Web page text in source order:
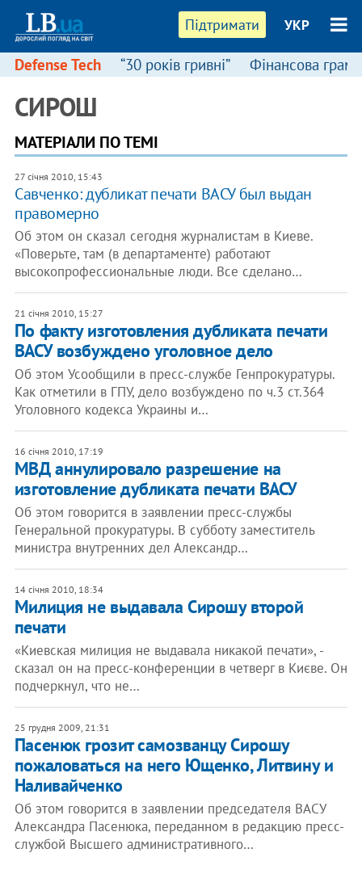
Підтримати УКР
Defense Tech “30 років гривні” Фінансова
СИРОШ
МАТЕРІАЛИ ПО ТЕМІ
27 січня 2010, 15:43
Савченко: дубликат печати ВАСУ был выдан
правомерно
Об этом он сказал сегодня журналистам в Киеве.
«Поверьте, там (в департаменте) работают
высокопрофессиональные люди. Все сделано…
21 січня 2010, 15:27
По факту изготовления дубликата печати
ВАСУ возбуждено уголовное дело
Об этом Усообщили в пресс-службе Генпрокуратуры.
Как отметили в ГПУ, дело возбуждено по ч.3 ст.364
Уголовного кодекса Украины и…
16 січня 2010, 17:19
МВД аннулировало разрешение на
изготовление дубликата печати ВАСУ
Об этом говорится в заявлении пресс-службы
Генеральной прокуратуры. В субботу заместитель
министра внутренних дел Александр…
14 січня 2010, 18:34
Милиция не выдавала Сирошу второй
печати
«Киевская милиция не выдавала никакой печати», -
сказал он на пресс-конференции в четверг в Києве. Он
подчеркнул, что не…
25 грудня 2009, 21:31
Пасенюк грозит самозванцу Сирошу
пожаловаться на него Ющенко, Литвину и
Наливайченко
Об этом говорится в заявлении председателя ВАСУ
Александра Пасенюка, переданном в редакцию пресс-
службой Высшего административного…